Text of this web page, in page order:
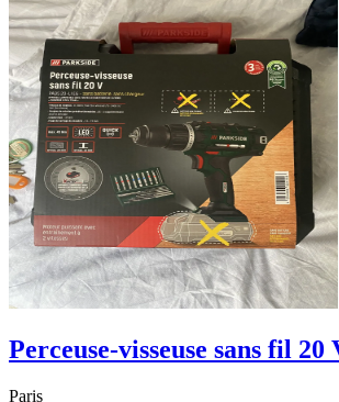
Perceuse-visseuse sans fil 20
Paris